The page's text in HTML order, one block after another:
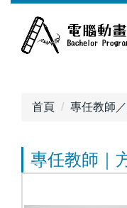
首頁 專任教師
專任教師｜